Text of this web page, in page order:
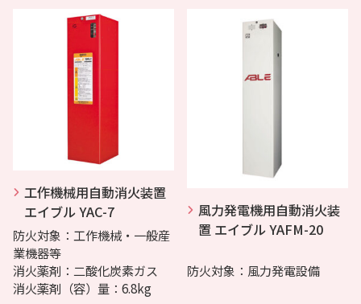
工作機械用自動消火装置
エイブル YAC-7
防火対象：工作機械・一般産
業機器等
消火薬剤：二酸化炭素ガス
消火薬剤（容）量：6.8kg
風力発電機用自動消火装
置 エイブル YAFM-20
防火対象：風力発電設備